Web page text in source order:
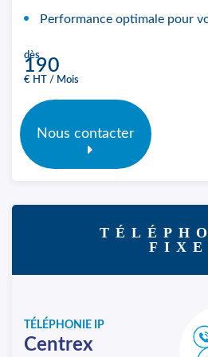
Performance optimale pour
dès
190
€ HT / Mois
Nous contacter
FIXE
TÉLÉPHONIE IP
Centrex